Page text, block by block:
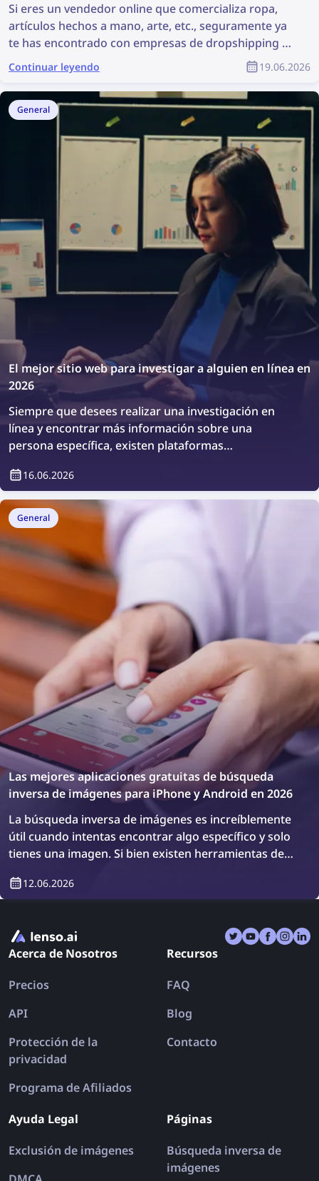
Si eres un vendedor online que comercializa ropa,
artículos hechos a mano, arte, etc., seguramente ya
te has encontrado con empresas de dropshipping y
vendedores fraudulentos que roban tus fotos de
producto. A menudo parece imposible encontrar a
todos los vendedores fraudulentos y lograr que
eliminen esas fotos. Pero no es un reto tan grande
como parece: con la tecnología de búsqueda inversa
de imágenes, es más fácil que nunca encontrar
infracciones de derechos de autor online y
prevenirlas. Este artículo explica cómo puedes
encontrar y eliminar imágenes robadas de internet
en unos pocos pasos sencillos utilizando la
búsqueda inversa de imágenes y solicitudes de
eliminación adecuadas.
Continuar leyendo 19.06.2026
General
El mejor sitio web para investigar a alguien en línea en
2026
Siempre que desees realizar una investigación en
línea y encontrar más información sobre una
persona específica, existen plataformas
mejores sitios web para investigar a alguien en línea.
16.06.2026
General
Las mejores aplicaciones gratuitas de búsqueda
inversa de imágenes para iPhone y Android en 2026
La búsqueda inversa de imágenes es increíblemente
útil cuando intentas encontrar algo específico y solo
tienes una imagen. Si bien existen herramientas de
lenso.ai, TinEye y Copyseeker, también hay muchas
búsqueda inversa de imágenes para iPhone y
Android en 2026.
12.06.2026
Acerca de Nosotros
Precios
API
Protección de la
privacidad
Programa de Afiliados
Recursos
FAQ
Blog
Contacto
Ayuda Legal
Exclusión de imágenes
Páginas
Búsqueda inversa de
imágenes